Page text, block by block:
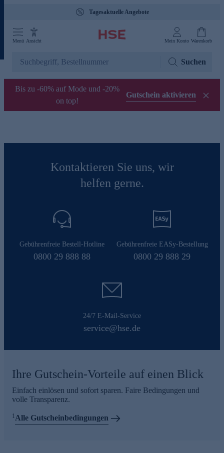
Tagesaktuelle Angebote
Menü Ansicht Mein Konto Warenkorb
Suchen
Bis zu -60% auf Mode und -20%
on top!
Gutschein aktivieren
Kontaktieren Sie uns, wir
helfen gerne.
Gebührenfreie Bestell-Hotline
0800 29 888 88
Gebührenfreie EASy-Bestellung
0800 29 888 29
24/7 E-Mail-Service
service@hse.de
Ihre Gutschein-Vorteile auf einen Blick
Einfach einlösen und sofort sparen. Faire Bedingungen und
volle Transparenz.
1Alle Gutscheinbedingungen